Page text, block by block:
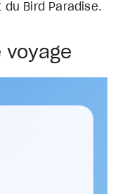
du Bird Paradise.
voyage